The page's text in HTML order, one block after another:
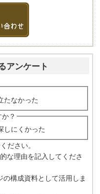
アンケート
たなかった
？
しにくかった
ださい。
な理由を記入してくださ
構成資料として活用しま